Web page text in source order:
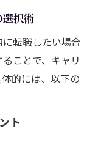
択術
転職したい場合
ことで、キャリ
的には、以下の
ト